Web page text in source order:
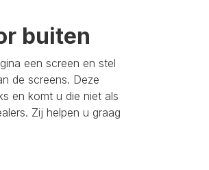
buiten
een screen en stel
de screens. Deze
en komt u die niet als
Zij helpen u graag